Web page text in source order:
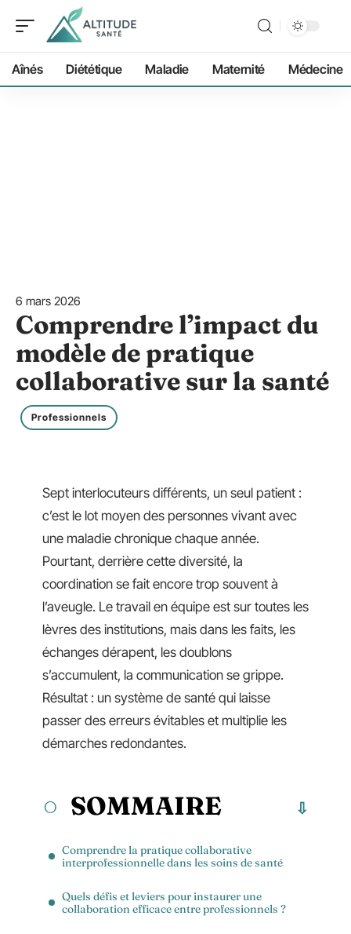
Aînés Diététique Maladie Maternité Médecine
6 mars 2026
Comprendre l’impact du
modèle de pratique
collaborative sur la santé
Professionnels
Sept interlocuteurs différents, un seul patient :
c’est le lot moyen des personnes vivant avec
une maladie chronique chaque année.
Pourtant, derrière cette diversité, la
coordination se fait encore trop souvent à
l’aveugle. Le travail en équipe est sur toutes les
lèvres des institutions, mais dans les faits, les
échanges dérapent, les doublons
s’accumulent, la communication se grippe.
Résultat : un système de santé qui laisse
passer des erreurs évitables et multiplie les
démarches redondantes.
SOMMAIRE
Comprendre la pratique collaborative
interprofessionnelle dans les soins de santé
Quels défis et leviers pour instaurer une
collaboration efficace entre professionnels ?